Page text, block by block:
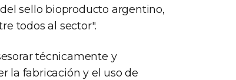
sello bioproducto argentino,
todos al sector".
técnicamente y
la fabricación y el uso de